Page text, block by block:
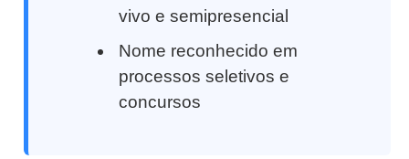
vivo e semipresencial
Nome reconhecido em
processos seletivos e
concursos